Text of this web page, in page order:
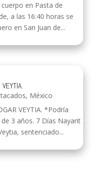
en Pasta de
a las 16:40 horas se
en San Juan de...
, México
VEYTIA. *Podría
3 años. 7 Días Nayarit
sentenciado...